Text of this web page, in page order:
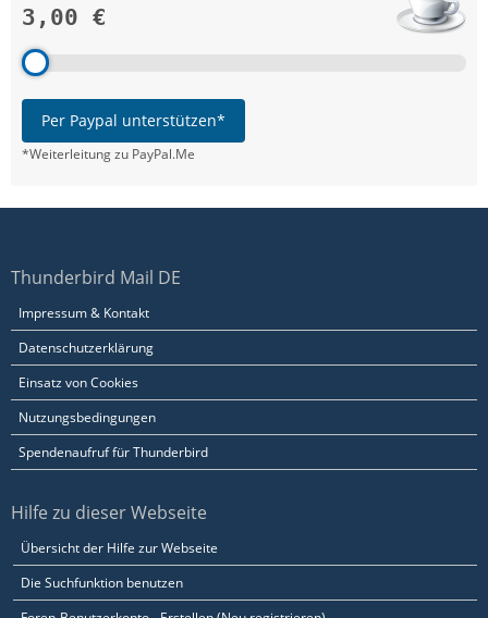
3,00 €
Per Paypal unterstützen*
*Weiterleitung zu PayPal.Me
Thunderbird Mail DE
Impressum & Kontakt
Datenschutzerklärung
Einsatz von Cookies
Nutzungsbedingungen
Spendenaufruf für Thunderbird
Hilfe zu dieser Webseite
Übersicht der Hilfe zur Webseite
Die Suchfunktion benutzen